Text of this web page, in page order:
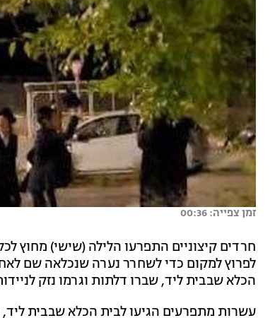
זמן צפייה: 00:36
לפרוץ למקום כדי לשחרר נערה שנכלאה שם
הכלא שבבית ליד, שברו דלתות וגרמו נזק
עשרות מתפרעים הגיעו לבית הכלא שבבית